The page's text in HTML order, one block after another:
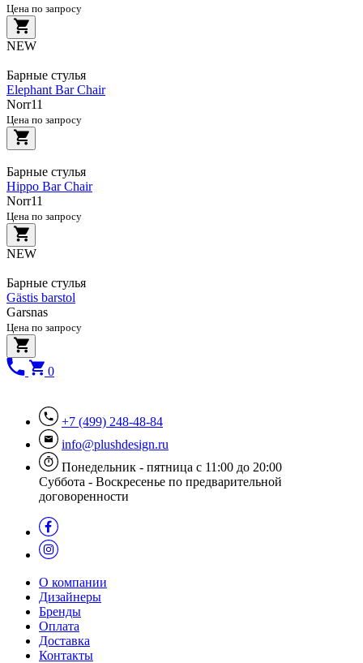
Цена по запросу
NEW
Барные стулья
Elephant Bar Chair
Norr11
Цена по запросу
Барные стулья
Hippo Bar Chair
Norr11
Цена по запросу
NEW
Барные стулья
Gästis barstol
Garsnas
Цена по запросу
0
+7 (499) 248-48-84
info@plushdesign.ru
Понедельник - пятница с 11:00 до 20:00
Суббота - Воскресенье по предварительной
договоренности
О компании
Дизайнеры
Бренды
Оплата
Доставка
Контакты